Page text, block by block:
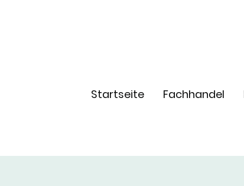
Startseite Fachhandel